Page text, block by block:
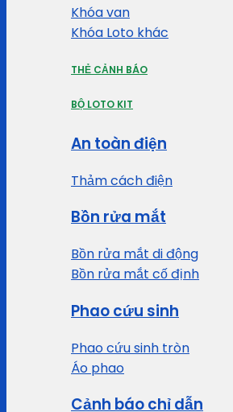
Khóa van
Khóa Loto khác
THẺ CẢNH BÁO
BỘ LOTO KIT
An toàn điện
Thảm cách điện
Bồn rửa mắt
Bồn rửa mắt di động
Bồn rửa mắt cố định
Phao cứu sinh
Phao cứu sinh tròn
Áo phao
Cảnh báo chỉ dẫn